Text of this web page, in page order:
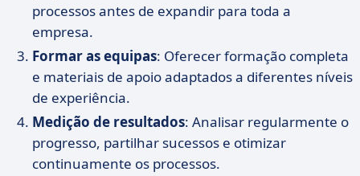
processos antes de expandir para toda a
empresa.
Formar as equipas: Oferecer formação completa
e materiais de apoio adaptados a diferentes níveis
de experiência.
Medição de resultados: Analisar regularmente o
progresso, partilhar sucessos e otimizar
continuamente os processos.